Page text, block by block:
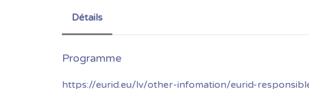
Détails
https://eurid.eu/lv/other-infomation/eurid-